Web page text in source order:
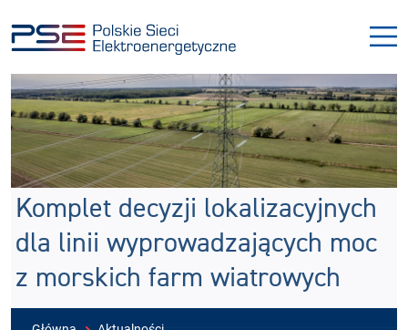
do
menu
do
treści
Komplet decyzji lokalizacyjnych
dla linii wyprowadzających moc
z morskich farm wiatrowych